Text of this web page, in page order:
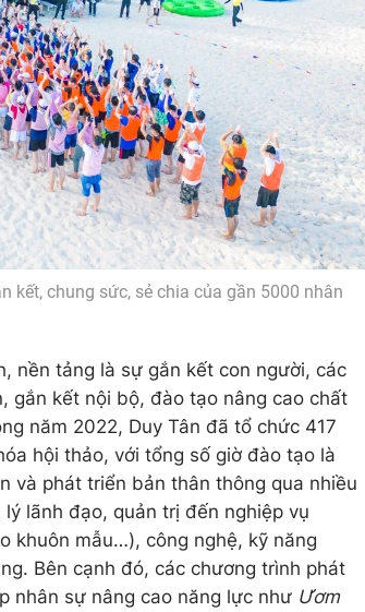
kết, chung sức, sẻ chia của gần 5000 nhân
nền tảng là sự gắn kết con người, các
gắn kết nội bộ, đào tạo nâng cao chất
năm 2022, Duy Tân đã tổ chức 417
hội thảo, với tổng số giờ đào tạo là
và phát triển bản thân thông qua nhiều
lãnh đạo, quản trị đến nghiệp vụ
khuôn mẫu…), công nghệ, kỹ năng
Bên cạnh đó, các chương trình phát
nhân sự nâng cao năng lực như Ươm